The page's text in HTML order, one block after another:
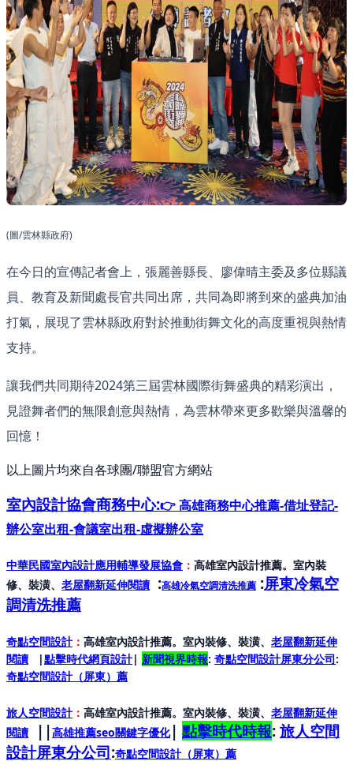
(圖/雲林縣政府)
在今日的宣傳記者會上，張麗善縣長、廖偉晴主委及多位縣議
員、教育及新聞處長官共同出席，共同為即將到來的盛典加油
打氣，展現了雲林縣政府對於推動街舞文化的高度重視與熱情
支持。
讓我們共同期待2024第三屆雲林國際街舞盛典的精彩演出，
見證舞者們的無限創意與熱情，為雲林帶來更多歡樂與溫馨的
回憶！
以上圖片均來自各球團/聯盟官方網站
室內設計協會商務中心:👉 高雄商務中心推薦-借址登記-
辦公室出租-會議室出租-虛擬辦公室
中華民國室內設計應用輔導發展協會 ： 高雄室內設計推薦。室內裝
修、裝潢、 老屋翻新延伸閱讀 :高雄冷氣空調清洗推薦 :屏東冷氣空
調清洗推薦
奇點空間設計： 高雄室內設計推薦。室內裝修、裝潢、 老屋翻新延伸
閱讀 |點擊時代網頁設計| 新聞視界時報: 奇點空間設計屏東分公司:
奇點空間設計（屏東） 薦
旅人空間設計： 高雄室內設計推薦。室內裝修、裝潢、 老屋翻新延伸
閱讀
||高雄推薦seo關鍵字優化| 點擊時代時報: 旅人空間
設計屏東分公司:奇點空間設計（屏東） 薦